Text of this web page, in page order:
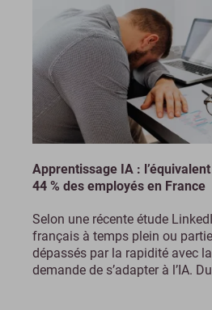
Apprentissage IA : l’équivalent
44 % des employés en France
Selon une récente étude
français à temps plein ou
dépassés par la rapidité avec
demande de s’adapter à l’IA.